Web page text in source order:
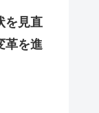
を見直
革を進